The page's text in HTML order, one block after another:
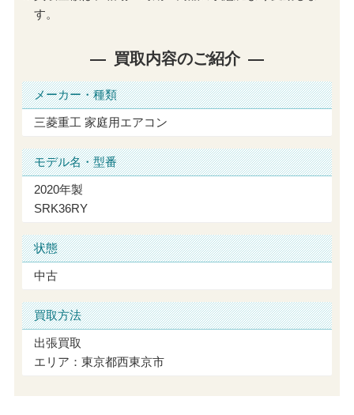
す。
買取内容のご紹介
メーカー・種類
三菱重工 家庭用エアコン
モデル名・型番
2020年製
SRK36RY
状態
中古
買取方法
出張買取
エリア：東京都西東京市